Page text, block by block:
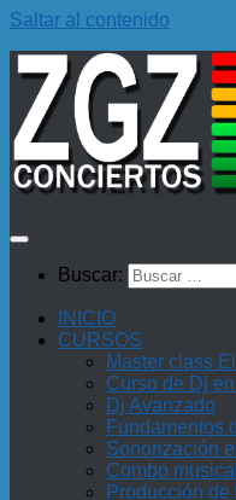
Saltar al contenido
Buscar:
INICIO
CURSOS
Master class
Curso de Dj
Dj Avanzado
Fundamentos
Sonorización
Combo
Producción